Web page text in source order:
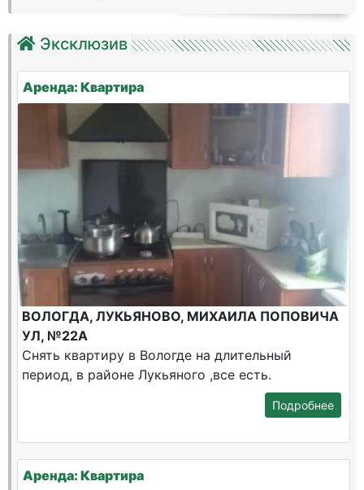
Эксклюзив
Аренда: Квартира
ВОЛОГДА, ЛУКЬЯНОВО, МИХАИЛА ПОПОВИЧА
УЛ, №22А
Снять квартиру в Вологде на длительный
период, в районе Лукьяного ,все есть.
Подробнее
Аренда: Квартира